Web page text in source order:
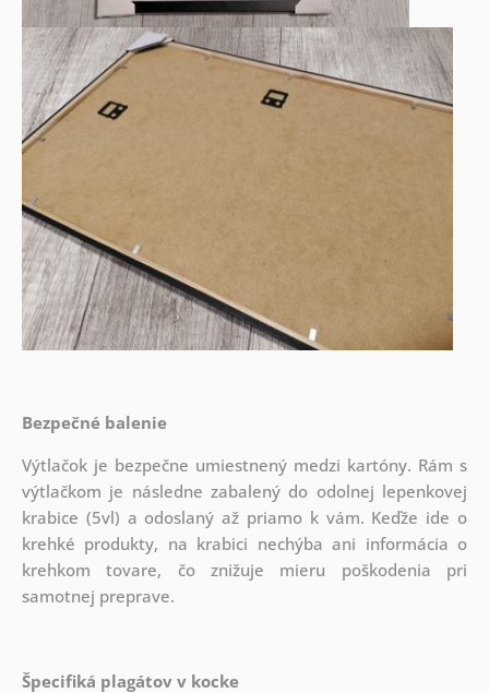
Bezpečné balenie
Výtlačok je bezpečne umiestnený medzi kartóny. Rám s
výtlačkom je následne zabalený do odolnej lepenkovej
krabice (5vl) a odoslaný až priamo k vám. Keďže ide o
krehké produkty, na krabici nechýba ani informácia o
krehkom tovare, čo znižuje mieru poškodenia pri
samotnej preprave.
Špecifiká plagátov v kocke